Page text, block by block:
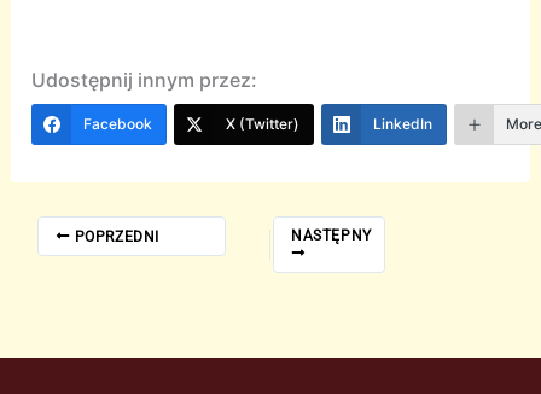
Udostępnij innym przez:
Facebook X (Twitter) LinkedIn
POPRZEDNI NASTĘPNY